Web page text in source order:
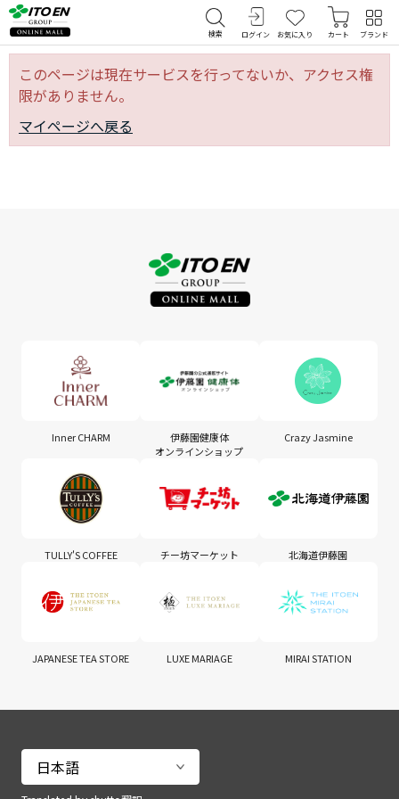
検索 ログイン お気に入り カート ブランド
このページは現在サービスを行ってないか、アクセス権
限がありません。
マイページへ戻る
Inner CHARM
伊藤園健康体
オンラインショップ
Crazy Jasmine
TULLY'S COFFEE チー坊マーケット 北海道伊藤園
JAPANESE TEA STORE LUXE MARIAGE MIRAI STATION